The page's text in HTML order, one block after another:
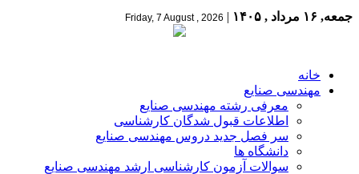
جمعه, ۱۶ مرداد , ۱۴۰۵ |
Friday, 7 August , 2026
خانه
مهندسی صنایع
معرفی رشته مهندسی صنایع
اطلاعات قبول شدگان کارشناسی
سر فصل جدید دروس مهندسی صنایع
دانشگاه ها
سوالات آزمون کارشناسی ارشد مهندسی صنایع